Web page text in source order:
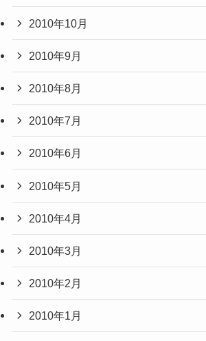
2010年10月
2010年9月
2010年8月
2010年7月
2010年6月
2010年5月
2010年4月
2010年3月
2010年2月
2010年1月